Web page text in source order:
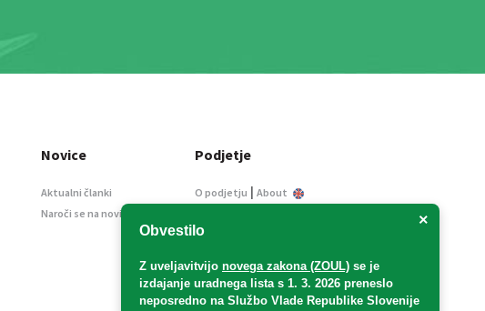
×
Obvestilo
Z uveljavitvijo novega zakona (ZOUL) se je
izdajanje uradnega lista s 1. 3. 2026 preneslo
neposredno na Službo Vlade Republike Slovenije
Novice
Aktualni članki
Naroči se na novice
Podjetje
O podjetju | About
Informacije javnega
Oglaševanje
Splošni pogoji